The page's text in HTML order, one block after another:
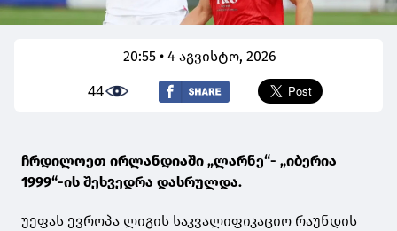
20:55 • 4 აგვისტო, 2026
44
ჩრდილოეთ ირლანდიაში „ლარნე“- „იბერია
1999“-ის შეხვედრა დასრულდა.
უეფას ევროპა ლიგის საკვალიფიკაციო რაუნდის